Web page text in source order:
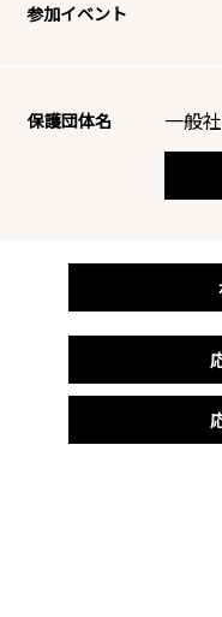
参加イベント
保護団体名 一般